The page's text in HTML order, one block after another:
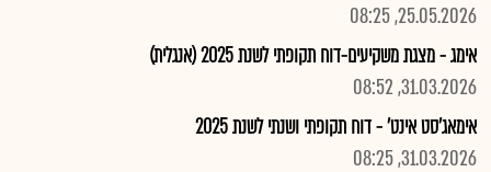
25.05.2026, 08:25
אימג - מצגת משקיעים-דוח תקופתי לשנת 2025 (אנגלית)
31.03.2026, 08:52
אימאג'סט אינט' - דוח תקופתי ושנתי לשנת 2025
31.03.2026, 08:25